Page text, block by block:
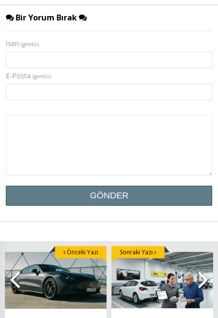
Bir Yorum Bırak
İsim (gerekli)
E-Posta (gerekli)
Önceki Yazı Sonraki Yazı